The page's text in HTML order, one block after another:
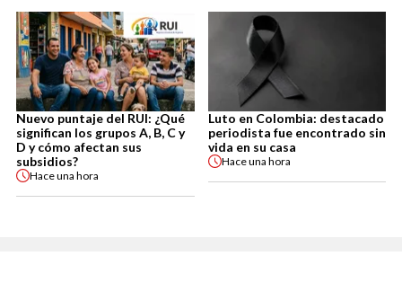
Nuevo puntaje del RUI: ¿Qué
significan los grupos A, B, C y
D y cómo afectan sus
subsidios?
Haceuna hora
Luto en Colombia: destacado
periodista fue encontrado sin
vida en su casa
Haceuna hora